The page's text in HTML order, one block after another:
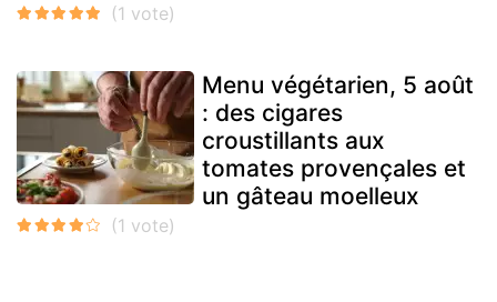
Menu végétarien, 5 août
: des cigares
croustillants aux
tomates provençales et
un gâteau moelleux